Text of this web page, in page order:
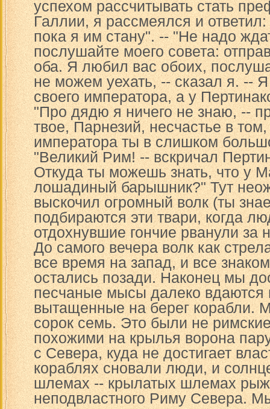
успехом рассчитывать стать
Галлии, я рассмеялся и
пока я им стану". -- "Не надо
послушайте моего совета:
оба. Я любил вас обоих,
не можем уехать, -- сказал я. --
своего императора, а у
"Про дядю я ничего не знаю, --
твое, Парнезий, несчастье в том,
императора ты в слишком
"Великий Рим! -- вскричал
Откуда ты можешь знать, что у
лошадиный барышник?" Тут
выскочил огромный волк (ты
подбираются эти твари, когда
отдохнувшие гончие рванули
До самого вечера волк как
все время на запад, и все
остались позади. Наконец мы
песчаные мысы далеко вдаются
вытащенные на берег корабли.
сорок семь. Это были не
похожими на крылья ворона
с Севера, куда не достигает
кораблях сновали люди, и
шлемах -- крылатых шлемах
неподвластного Риму Севера.